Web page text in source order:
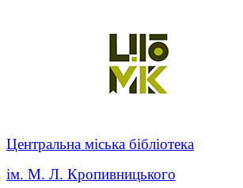
Центральна міська бібліотека
ім. М. Л. Кропивницького